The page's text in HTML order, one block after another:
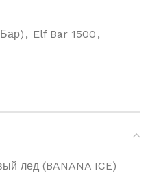
, Elf Bar 1500 ,
лед (BANANA ICE)